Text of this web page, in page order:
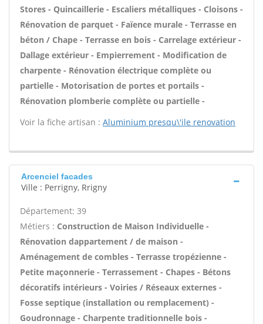
Stores - Quincaillerie - Escaliers métalliques - Cloisons -
Rénovation de parquet - Faïence murale - Terrasse en
béton / Chape - Terrasse en bois - Carrelage extérieur -
Dallage extérieur - Empierrement - Modification de
charpente - Rénovation électrique complète ou
partielle - Motorisation de portes et portails -
Rénovation plomberie complète ou partielle -
Voir la fiche artisan : Aluminium presqu\'ile renovation
Arcenciel facades
Ville : Perrigny, Rrigny
Département: 39
Métiers : Construction de Maison Individuelle -
Rénovation dappartement / de maison -
Aménagement de combles - Terrasse tropézienne -
Petite maçonnerie - Terrassement - Chapes - Bétons
décoratifs intérieurs - Voiries / Réseaux externes -
Fosse septique (installation ou remplacement) -
Goudronnage - Charpente traditionnelle bois -